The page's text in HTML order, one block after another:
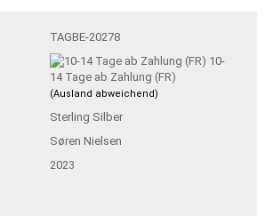
TAGBE-20278
10-
14 Tage ab Zahlung (FR)
(Ausland abweichend)
Sterling Silber
Søren Nielsen
2023